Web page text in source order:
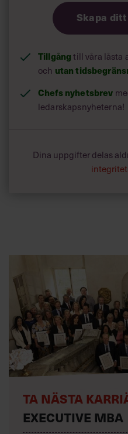
Skapa
Tillgångtill våra låsta
och utan
Chefs nyhetsbrev
ledarskapsnyheterna!
Dina uppgifter delas
TA NÄSTA
EXECUTIVE MBA